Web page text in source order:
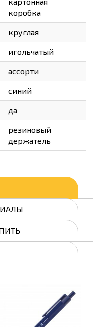
коробка
круглая
игольчатый
ассорти
синий
да
резиновый
держатель